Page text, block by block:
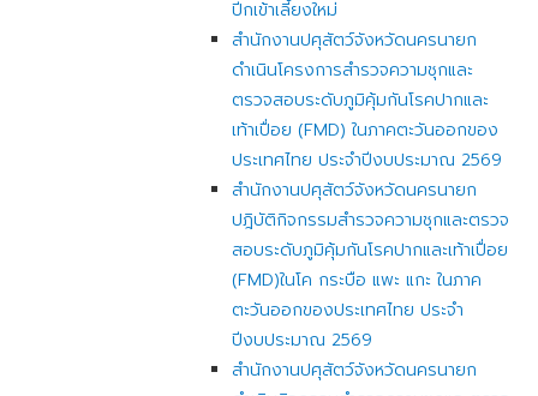
ปีกเข้าเลี้ยงใหม่
สำนักงานปศุสัตว์จังหวัดนครนายก
ดำเนินโครงการสำรวจความชุกและ
ตรวจสอบระดับภูมิคุ้มกันโรคปากและ
เท้าเปื่อย (FMD) ในภาคตะวันออกของ
ประเทศไทย ประจำปีงบประมาณ 2569
สำนักงานปศุสัตว์จังหวัดนครนายก
ปฎิบัติกิจกรรมสำรวจความชุกและตรวจ
สอบระดับภูมิคุ้มกันโรคปากและเท้าเปื่อย
(FMD)ในโค กระบือ แพะ แกะ ในภาค
ตะวันออกของประเทศไทย ประจำ
ปีงบประมาณ 2569
สำนักงานปศุสัตว์จังหวัดนครนายก